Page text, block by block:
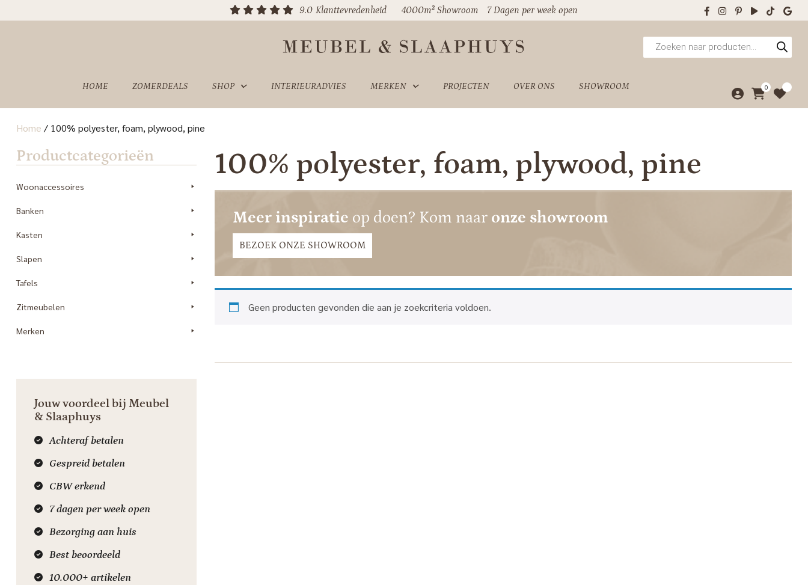
9.0 Klanttevredenheid 4000m² Showroom 7 Dagen per week open
Producten
zoeken
HOME ZOMERDEALS SHOP INTERIEURADVIES MERKEN PROJECTEN OVER ONS SHOWROOM 0
SHOWROOM
Home / 100% polyester, foam, plywood, pine
Productcategorieën
Woonaccessoires
Banken
Kasten
Slapen
Tafels
Zitmeubelen
Merken
Jouw voordeel bij Meubel
& Slaaphuys
Achteraf betalen
Gespreid betalen
CBW erkend
7 dagen per week open
Bezorging aan huis
Best beoordeeld
10.000+ artikelen
100% polyester, foam, plywood, pine
Meer inspiratie op doen? Kom naar onze showroom
BEZOEK ONZE SHOWROOM
Geen producten gevonden die aan je zoekcriteria voldoen.